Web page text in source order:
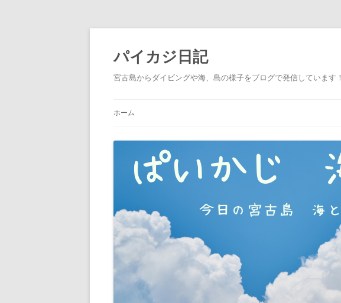
パイカジ日記
宮古島からダイビングや海、島の様子をブログで発信しています！
ホーム